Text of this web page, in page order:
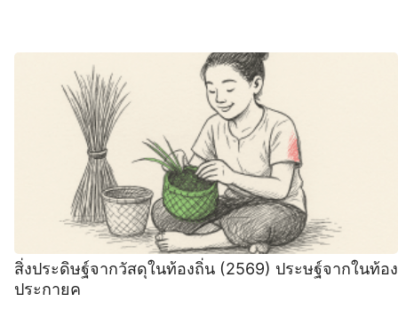
สิ่งประดิษฐ์จากวัสดุในท้องถิ่น (2569) ประษฐ์จากในท้อง
ประกายค